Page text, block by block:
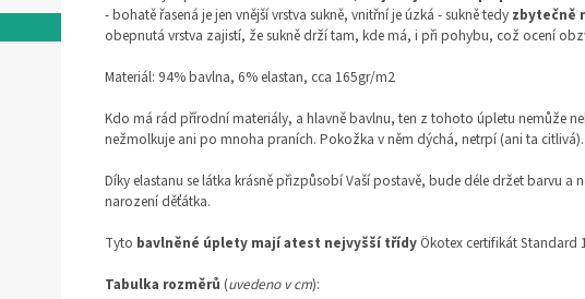
- bohatě řasená je jen vnější vrstva sukně, vnitřní je úzká - sukně tedy zbytečně
obepnutá vrstva zajistí, že sukně drží tam, kde má, i při pohybu, což ocení
Materiál: 94% bavlna, 6% elastan, cca 165gr/m2
Kdo má rád přírodní materiály, a hlavně bavlnu, ten z tohoto úpletu nemůže
nežmolkuje ani po mnoha praních. Pokožka v něm dýchá, netrpí (ani ta
Díky elastanu se látka krásně přizpůsobí Vaší postavě, bude déle držet barvu
narození děťátka.
Tyto bavlněné úplety mají atest nejvyšší třídyÖkotex certifikát
Tabulka rozměrů (uvedeno v cm):